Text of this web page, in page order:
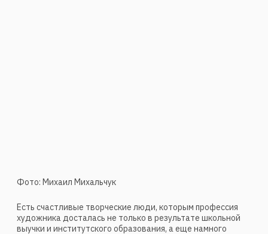
в МГАХУ Памяти 1905 года, успешных выставок на родине
и за рубежом, медали Академии художеств, высокого
династии, органически сложившимся художником
с родовыми корнями. И при этом со всей собственной
оригинальностью, индивидуальной сутью
и стилистической особостью.